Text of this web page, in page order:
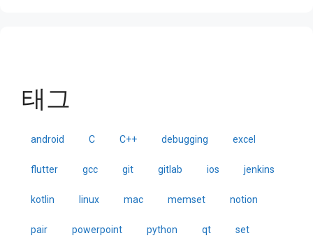
태그
android C C++ debugging excel
flutter gcc git gitlab ios jenkins
kotlin linux mac memset notion
pair powerpoint python qt set